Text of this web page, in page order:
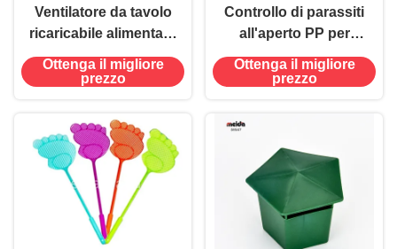
Ventilatore da tavolo
ricaricabile alimentato
a batteria ABS
sostenibile per spazi
Ottenga il migliore
prezzo
Controllo di parassiti
all'aperto PP per
giardini di frutta,
trappole per mosche,
hang easy, vassoio
Ottenga il migliore
prezzo